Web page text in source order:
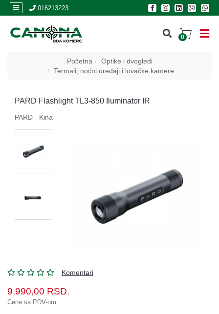
016213223
0
REGISTRACIJA
Početna
Optike i dvogledi
Termali, noćni uređaji i lovačke kamere
PARD Flashlight TL3-850 Iluminator IR
PARD - Kina
Komentari
9.990,00 RSD.
Cena sa PDV-om.